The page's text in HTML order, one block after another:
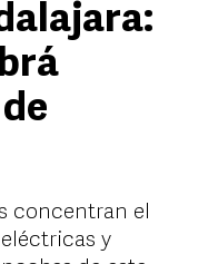
concentran el
y